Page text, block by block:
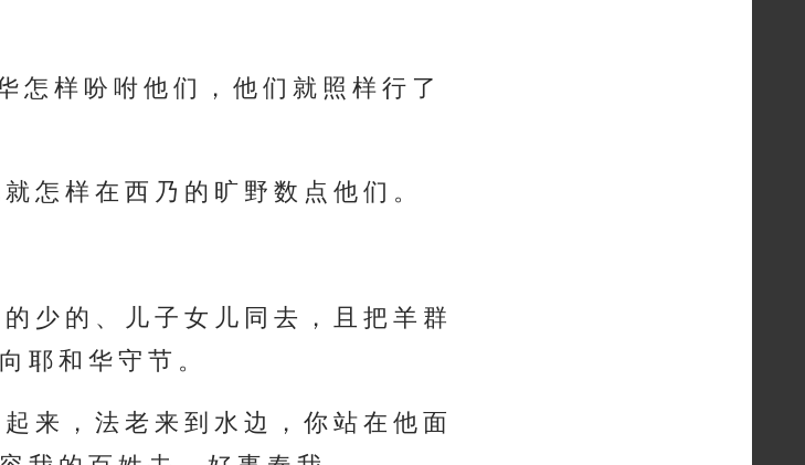
怎 样 吩 咐 他 们 ， 他 们 就 照 样 行 了
怎 样 在 西 乃 的 旷 野 数 点 他 们 。
少 的 、 儿 子 女 儿 同 去 ， 且 把 羊 群
耶 和 华 守 节 。
来 ， 法 老 来 到 水 边 ， 你 站 在 他 面